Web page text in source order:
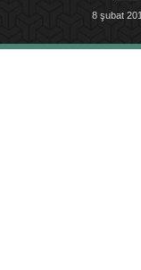
8 şubat